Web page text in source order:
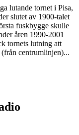
lutande tornet i Pisa,
slutet av 1900-talet
fuskbygge skulle
åren 1990-2001
tornets lutning att
centrumlinjen)...